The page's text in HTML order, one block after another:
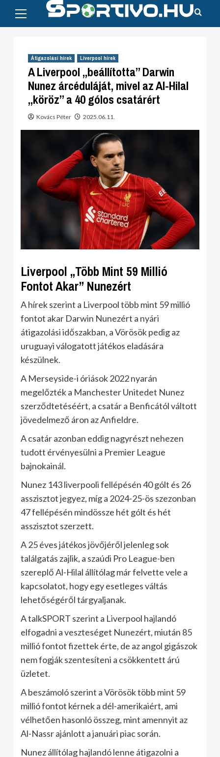
content
Menu
Átigazolási hírek Liverpool hírek
A Liverpool „beállította” Darwin
Nunez árcéduláját, mivel az Al-Hilal
„köröz” a 40 gólos csatárért
Kovács Péter 2025.06.11.
Liverpool „Több Mint 59 Millió
Fontot Akar” Nunezért
A hírek szerint a Liverpool több mint 59 millió
fontot akar Darwin Nunezért a nyári
átigazolási időszakban, a Vörösök pedig az
uruguayi válogatott játékos eladására
készülnek.
A Merseyside-i óriások 2022 nyarán
megelőzték a Manchester Unitedet Nunez
szerződtetéséért, a csatár a Benficától váltott
jövedelmező áron az Anfieldre.
A csatár azonban eddig nagyrészt nehezen
tudott érvényesülni a Premier League
bajnokainál.
Nunez 143 liverpooli fellépésén 40 gólt és 26
asszisztot jegyez, míg a 2024-25-ös szezonban
47 fellépésén mindössze hét gólt és hét
asszisztot szerzett.
A 25 éves játékos jövőjéről jelenleg sok
találgatás zajlik, a szaúdi Pro League-ben
szereplő Al-Hilal állítólag már felvette vele a
kapcsolatot, hogy egy esetleges váltás
lehetőségéről tárgyaljanak.
A talkSPORT szerint a Liverpool hajlandó
elfogadni a veszteséget Nunezért, miután 85
millió fontot fizettek érte, de az angol gigászok
nem fogják szentesíteni a csökkentett árú
üzletet.
A beszámoló szerint a Vörösök több mint 59
millió fontot kérnek a dél-amerikaiért, ami
vélhetően hasonló összeg, mint amennyit az
Al-Nassr ajánlott a januári piac során.
Nunez állítólag hajlandó lenne átigazolni a